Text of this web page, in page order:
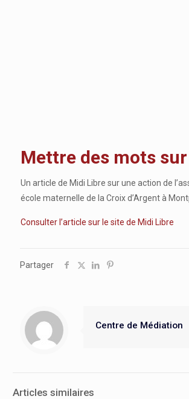
Mettre des mots
Un article de Midi Libre sur une action de
école maternelle de la Croix d’Argent à
Consulter l’article sur le site de Midi Libre
Partager
Centre de Médiation
Articles similaires